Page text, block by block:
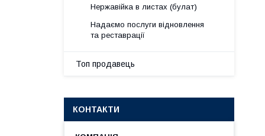
Нержавійка в листах (булат)
Надаємо послуги відновлення
та реставрації
Топ продавець
КОНТАКТИ